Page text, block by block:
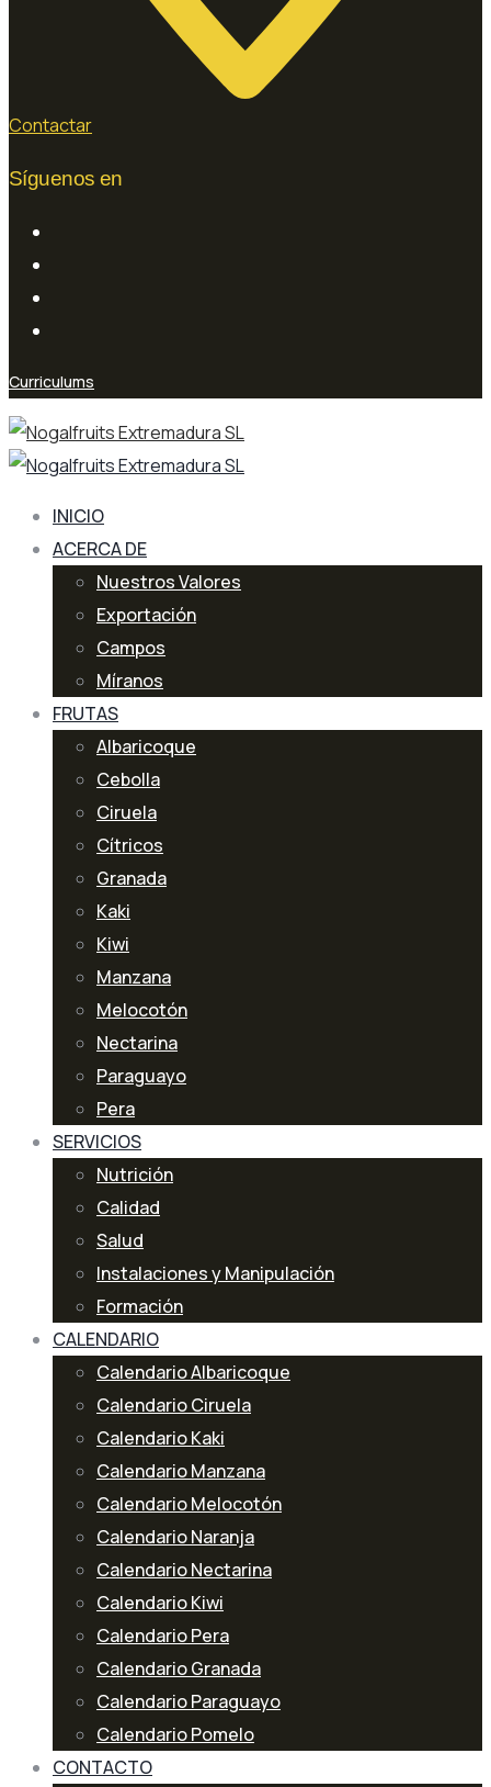
Contactar
Síguenos en
Curriculums
INICIO
ACERCA DE
Nuestros Valores
Exportación
Campos
Míranos
FRUTAS
Albaricoque
Cebolla
Ciruela
Cítricos
Granada
Kaki
Kiwi
Manzana
Melocotón
Nectarina
Paraguayo
Pera
SERVICIOS
Nutrición
Calidad
Salud
Instalaciones y Manipulación
Formación
CALENDARIO
Calendario Albaricoque
Calendario Ciruela
Calendario Kaki
Calendario Manzana
Calendario Melocotón
Calendario Naranja
Calendario Nectarina
Calendario Kiwi
Calendario Pera
Calendario Granada
Calendario Paraguayo
Calendario Pomelo
CONTACTO